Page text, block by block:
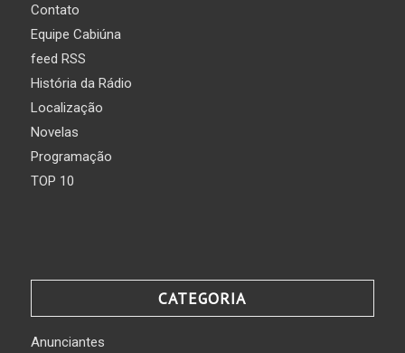
Contato
Equipe Cabiúna
feed RSS
História da Rádio
Localização
Novelas
Programação
TOP 10
CATEGORIA
Anunciantes